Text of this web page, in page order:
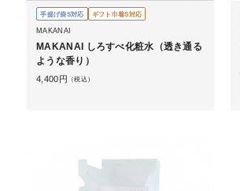
手提げ袋S対応 ギフト巾着S対応
MAKANAI
MAKANAI しろすべ化粧水（透き通る
ような香り）
4,400円 （税込）